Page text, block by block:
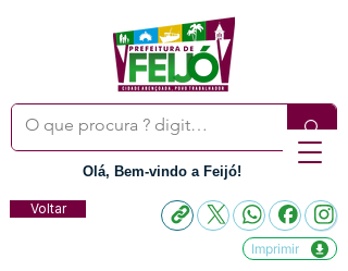
Olá, Bem-vindo a Feijó!
Voltar
Imprimir